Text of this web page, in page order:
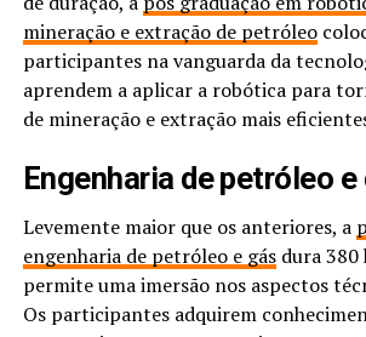
mineração e extração de petróleo
participantes na vanguarda da
aprendem a aplicar a robótica para
de mineração e extração mais
Engenharia de petróleo e
Levemente maior que os anteriores, a
engenharia de petróleo e gásdura 380
permite uma imersão nos aspectos
Os participantes adquirem